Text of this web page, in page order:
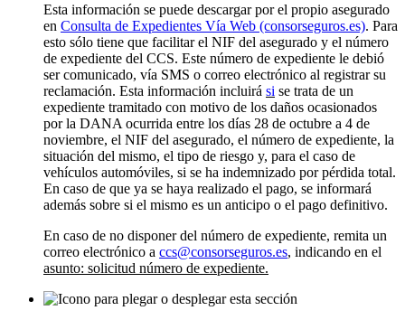
Esta información se puede descargar por el propio asegurado
en Consulta de Expedientes Vía Web (consorseguros.es). Para
esto sólo tiene que facilitar el NIF del asegurado y el número
de expediente del CCS. Este número de expediente le debió
ser comunicado, vía SMS o correo electrónico al registrar su
reclamación. Esta información incluirá si se trata de un
expediente tramitado con motivo de los daños ocasionados
por la DANA ocurrida entre los días 28 de octubre a 4 de
noviembre, el NIF del asegurado, el número de expediente, la
situación del mismo, el tipo de riesgo y, para el caso de
vehículos automóviles, si se ha indemnizado por pérdida total.
En caso de que ya se haya realizado el pago, se informará
además sobre si el mismo es un anticipo o el pago definitivo.
En caso de no disponer del número de expediente, remita un
correo electrónico a ccs@consorseguros.es, indicando en el
asunto: solicitud número de expediente.